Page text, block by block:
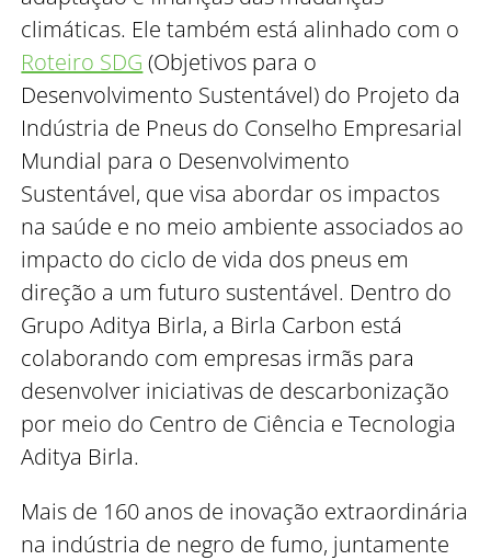
climáticas. Ele também está alinhado com o
Roteiro SDG (Objetivos para o
Desenvolvimento Sustentável) do Projeto da
Indústria de Pneus do Conselho Empresarial
Mundial para o Desenvolvimento
Sustentável, que visa abordar os impactos
na saúde e no meio ambiente associados ao
impacto do ciclo de vida dos pneus em
direção a um futuro sustentável. Dentro do
Grupo Aditya Birla, a Birla Carbon está
colaborando com empresas irmãs para
desenvolver iniciativas de descarbonização
por meio do Centro de Ciência e Tecnologia
Aditya Birla.
Mais de 160 anos de inovação extraordinária
na indústria de negro de fumo, juntamente